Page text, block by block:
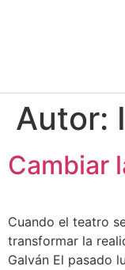
Autor:
Cambiar
Cuando el teatro
transformar la
Galván El pasado